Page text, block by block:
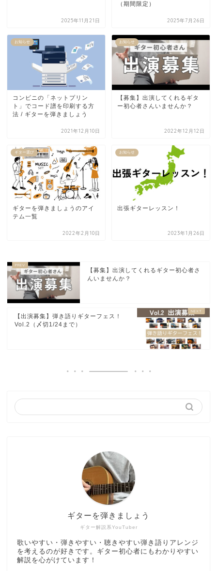
2025年11月21日
（期間限定）
2025年7月26日
お知らせ
コンビニの「ネットプリン
ト」でコード譜を印刷する方
法 / ギターを弾きましょう
2021年12月10日
お知らせ
【募集】出演してくれるギタ
ー初心者さんいませんか？
2022年12月12日
ギター選び
ギターを弾きましょうのアイ
テム一覧
2022年2月10日
お知らせ
出張ギターレッスン！
2023年1月26日
【募集】出演してくれるギター初心者さ
んいませんか？
【出演募集】弾き語りギターフェス！
Vol.2（〆切1/24まで）
ギター解説系YouTuber
ギターを弾きましょう
歌いやすい・弾きやすい・聴きやすい弾き語りアレンジ
を考えるのが好きです。ギター初心者にもわかりやすい
解説を心がけています！